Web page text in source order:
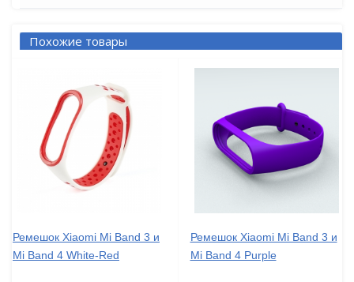
Похожие товары
Ремешок Xiaomi Mi Band 3 и
Mi Band 4 White-Red
Ремешок Xiaomi Mi Band 3 и
Mi Band 4 Purple